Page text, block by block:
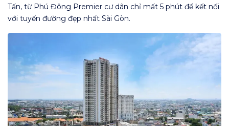
Tấn, từ Phú Đông Premier cư dân chỉ mất 5 phút để kết nối
với tuyến đường đẹp nhất Sài Gòn.